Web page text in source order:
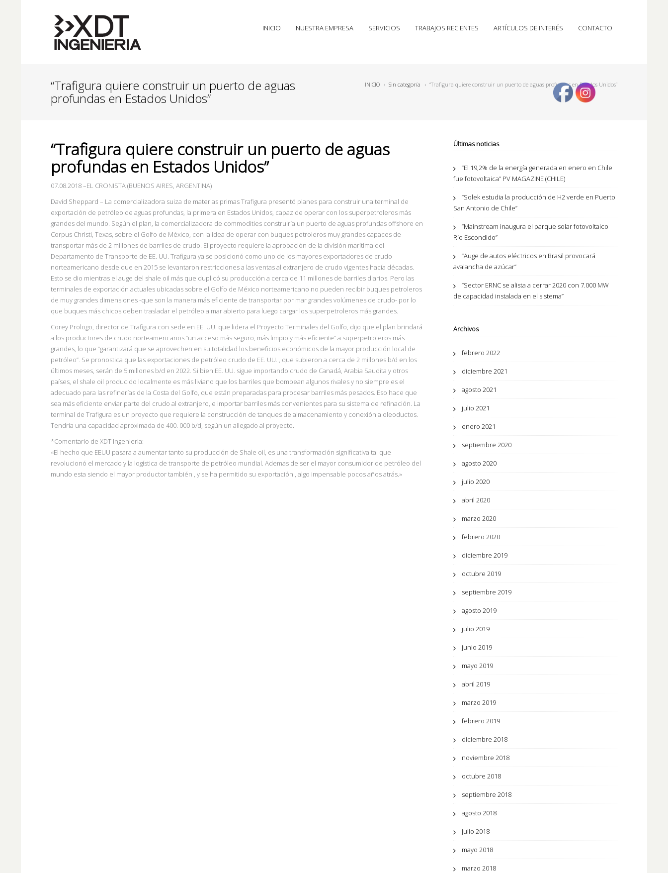
INICIO NUESTRA EMPRESA SERVICIOS TRABAJOS RECIENTES ARTÍCULOS DE INTERÉS CONTACTO
“Trafigura quiere construir un puerto de aguas
profundas en Estados Unidos”
INICIO › Sin categoría › “Trafigura quiere construir un puerto de aguas profundas en Estados Unidos”
“Trafigura quiere construir un puerto de aguas
profundas en Estados Unidos”
07.08.2018–EL CRONISTA (BUENOS AIRES, ARGENTINA)
David Sheppard – La comercializadora suiza de materias primas Trafigura presentó planes para construir una terminal de
exportación de petróleo de aguas profundas, la primera en Estados Unidos, capaz de operar con los superpetroleros más
grandes del mundo. Según el plan, la comercializadora de commodities construiría un puerto de aguas profundas offshore en
Corpus Christi, Texas, sobre el Golfo de México, con la idea de operar con buques petroleros muy grandes capaces de
transportar más de 2 millones de barriles de crudo. El proyecto requiere la aprobación de la división marítima del
Departamento de Transporte de EE. UU. Trafigura ya se posicionó como uno de los mayores exportadores de crudo
norteamericano desde que en 2015 se levantaron restricciones a las ventas al extranjero de crudo vigentes hacía décadas.
Esto se dio mientras el auge del shale oil más que duplicó su producción a cerca de 11 millones de barriles diarios. Pero las
terminales de exportación actuales ubicadas sobre el Golfo de México norteamericano no pueden recibir buques petroleros
de muy grandes dimensiones -que son la manera más eficiente de transportar por mar grandes volúmenes de crudo- por lo
que buques más chicos deben trasladar el petróleo a mar abierto para luego cargar los superpetroleros más grandes.
Corey Prologo, director de Trafigura con sede en EE. UU. que lidera el Proyecto Terminales del Golfo, dijo que el plan brindará
a los productores de crudo norteamericanos “un acceso más seguro, más limpio y más eficiente” a superpetroleros más
grandes, lo que “garantizará que se aprovechen en su totalidad los beneficios económicos de la mayor producción local de
petróleo”. Se pronostica que las exportaciones de petróleo crudo de EE. UU. , que subieron a cerca de 2 millones b/d en los
últimos meses, serán de 5 millones b/d en 2022. Si bien EE. UU. sigue importando crudo de Canadá, Arabia Saudita y otros
países, el shale oil producido localmente es más liviano que los barriles que bombean algunos rivales y no siempre es el
adecuado para las refinerías de la Costa del Golfo, que están preparadas para procesar barriles más pesados. Eso hace que
sea más eficiente enviar parte del crudo al extranjero, e importar barriles más convenientes para su sistema de refinación. La
terminal de Trafigura es un proyecto que requiere la construcción de tanques de almacenamiento y conexión a oleoductos.
Tendría una capacidad aproximada de 400. 000 b/d, según un allegado al proyecto.
*Comentario de XDT Ingenieria:
«El hecho que EEUU pasara a aumentar tanto su producción de Shale oil, es una transformación significativa tal que
revolucionó el mercado y la logística de transporte de petróleo mundial. Ademas de ser el mayor consumidor de petróleo del
mundo esta siendo el mayor productor también , y se ha permitido su exportación , algo impensable pocos años atrás.»
Últimas noticias
“El 19,2% de la energía generada en enero en Chile
fue fotovoltaica” PV MAGAZINE (CHILE)
“Solek estudia la producción de H2 verde en Puerto
San Antonio de Chile”
“Mainstream inaugura el parque solar fotovoltaico
Río Escondido”
“Auge de autos eléctricos en Brasil provocará
avalancha de azúcar”
“Sector ERNC se alista a cerrar 2020 con 7.000 MW
de capacidad instalada en el sistema”
Archivos
febrero 2022
diciembre 2021
agosto 2021
julio 2021
enero 2021
septiembre 2020
agosto 2020
julio 2020
abril 2020
marzo 2020
febrero 2020
diciembre 2019
octubre 2019
septiembre 2019
agosto 2019
julio 2019
junio 2019
mayo 2019
abril 2019
marzo 2019
febrero 2019
diciembre 2018
noviembre 2018
octubre 2018
septiembre 2018
agosto 2018
julio 2018
mayo 2018
marzo 2018